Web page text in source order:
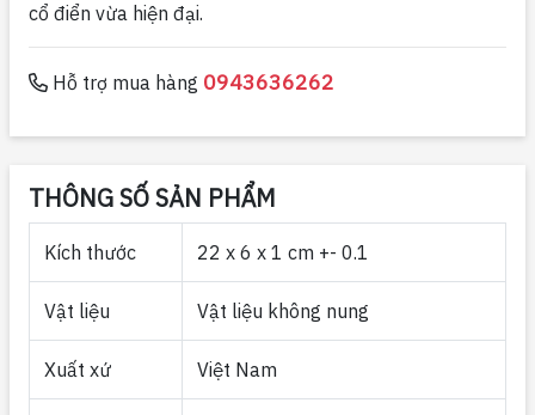
cổ điển vừa hiện đại.
Hỗ trợ mua hàng 0943636262
THÔNG SỐ SẢN PHẨM
Kích thước 22 x 6 x 1 cm +- 0.1
Vật liệu Vật liệu không nung
Xuất xứ Việt Nam